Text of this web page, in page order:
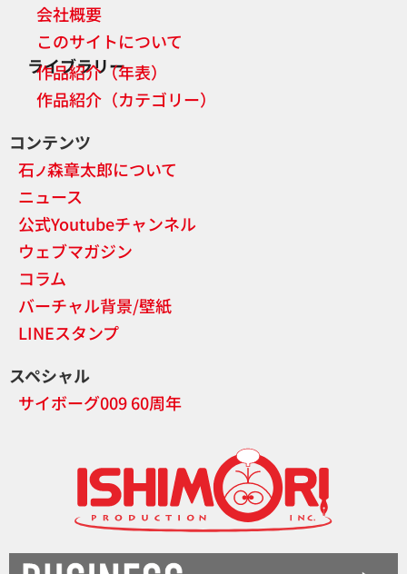
会社概要
このサイトについて
ライブラリー
作品紹介（年表）
作品紹介（カテゴリー）
コンテンツ
石ノ森章太郎について
ニュース
公式Youtubeチャンネル
ウェブマガジン
コラム
バーチャル背景/壁紙
LINEスタンプ
スペシャル
サイボーグ009 60周年